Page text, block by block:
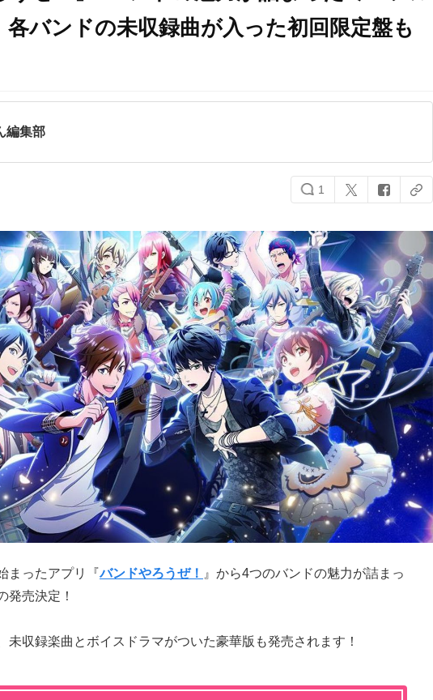
バンドの未収録曲が入った初回限定盤も
編集部
1
まったアプリ『バンドやろうぜ！ 』から4つのバンドの魅力が詰まっ
発売決定！
未収録楽曲とボイスドラマがついた豪華版も発売されます！